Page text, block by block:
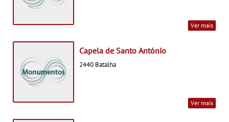
Ver mais
Capela de Santo António
2440 Batalha
Ver mais